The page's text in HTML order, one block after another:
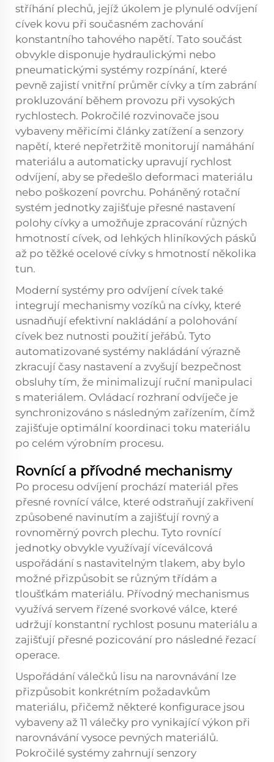
stříhání plechů, jejíž úkolem je plynulé odvíjení
cívek kovu při současném zachování
konstantního tahového napětí. Tato součást
obvykle disponuje hydraulickými nebo
pneumatickými systémy rozpínání, které
pevně zajistí vnitřní průměr cívky a tím zabrání
prokluzování během provozu při vysokých
rychlostech. Pokročilé rozvinovače jsou
vybaveny měřicími články zatížení a senzory
napětí, které nepřetržitě monitorují namáhání
materiálu a automaticky upravují rychlost
odvíjení, aby se předešlo deformaci materiálu
nebo poškození povrchu. Poháněný rotační
systém jednotky zajišťuje přesné nastavení
polohy cívky a umožňuje zpracování různých
hmotností cívek, od lehkých hliníkových pásků
až po těžké ocelové cívky s hmotností několika
tun.
Moderní systémy pro odvíjení cívek také
integrují mechanismy vozíků na cívky, které
usnadňují efektivní nakládání a polohování
cívek bez nutnosti použití jeřábů. Tyto
automatizované systémy nakládání výrazně
zkracují časy nastavení a zvyšují bezpečnost
obsluhy tím, že minimalizují ruční manipulaci
s materiálem. Ovládací rozhraní odvíječe je
synchronizováno s následným zařízením, čímž
zajišťuje optimální koordinaci toku materiálu
po celém výrobním procesu.
Rovnící a přívodné mechanismy
Po procesu odvíjení prochází materiál přes
přesné rovnící válce, které odstraňují zakřivení
způsobené navinutím a zajišťují rovný a
rovnoměrný povrch plechu. Tyto rovnící
jednotky obvykle využívají víceválcová
uspořádání s nastavitelným tlakem, aby bylo
možné přizpůsobit se různým třídám a
tloušťkám materiálu. Přívodný mechanismus
využívá servem řízené svorkové válce, které
udržují konstantní rychlost posunu materiálu a
zajišťují přesné pozicování pro následné řezací
operace.
Uspořádání válečků lisu na narovnávání lze
přizpůsobit konkrétním požadavkům
materiálu, přičemž některé konfigurace jsou
vybaveny až 11 válečky pro vynikající výkon při
narovnávání vysoce pevných materiálů.
Pokročilé systémy zahrnují senzory